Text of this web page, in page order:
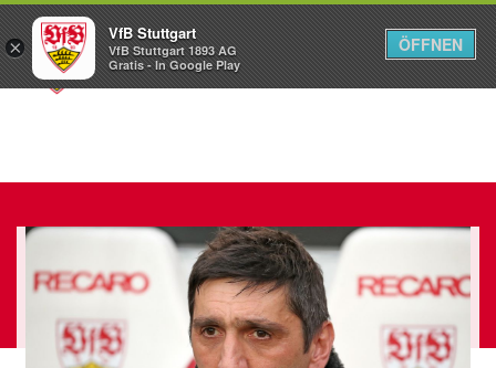
Menü
×
VfB Stuttgart
VfB Stuttgart 1893 AG
Gratis - In Google Play
ÖFFNEN